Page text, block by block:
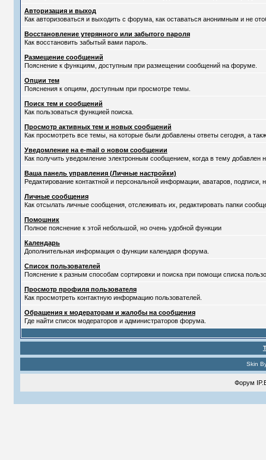
Авторизация и выход
Как авторизоваться и выходить с форума, как оставаться анонимным и не
Восстановление утерянного или забытого пароля
Как восстановить забытый вами пароль.
Размещение сообщений
Пояснение к функциям, доступным при размещении сообщений на форуме.
Опции тем
Пояснения к опциям, доступным при просмотре темы.
Поиск тем и сообщений
Как пользоваться функцией поиска.
Просмотр активных тем и новых сообщений
Как просмотреть все темы, на которые были добавлены ответы сегодня, а
Уведомление на е-mail о новом сообщении
Как получить уведомление электронным сообщением, когда в тему добавлен
Ваша панель управления (Личные настройки)
Редактирование контактной и персональной информации, аватаров,
Личные сообщения
Как отсылать личные сообщения, отслеживать их, редактировать папки
Помошник
Полное пояснение к этой небольшой, но очень удобной функции
Календарь
Дополнительная информация о функции календаря форума.
Список пользователей
Пояснение к разным способам сортировки и поиска при помощи списка
Просмотр профиля пользователя
Как просмотреть контактную информацию пользователей.
Обращения к модераторам и жалобы на сообщения
Где найти список модераторов и администраторов форума.
Skin
Форум